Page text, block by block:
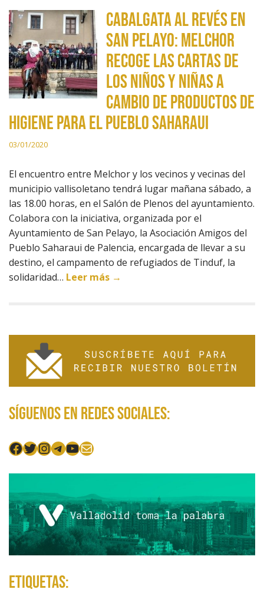
Cabalgata al revés en
San Pelayo: Melchor
recoge las cartas de
los niños y niñas a
cambio de productos de
higiene para el pueblo saharaui
03/01/2020
El encuentro entre Melchor y los vecinos y vecinas del
municipio vallisoletano tendrá lugar mañana sábado, a
las 18.00 horas, en el Salón de Plenos del ayuntamiento.
Colabora con la iniciativa, organizada por el
Ayuntamiento de San Pelayo, la Asociación Amigos del
Pueblo Saharaui de Palencia, encargada de llevar a su
destino, el campamento de refugiados de Tinduf, la
solidaridad… Leer más →
Síguenos en redes sociales:
Facebook
Twitter
Instagram
Telegram
YouTube
Mail
Etiquetas: